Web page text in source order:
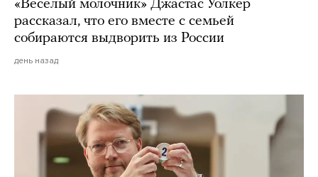
«Веселый молочник» Джастас Уолкер
рассказал, что его вместе с семьей
собираются выдворить из России
день назад